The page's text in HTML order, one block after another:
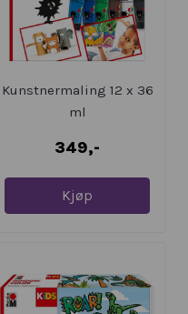
Kunstnermaling 12 x 36
ml
349,-
Kjøp